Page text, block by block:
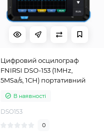
Цифровий осцилограф
FNIRSI DSO-153 (1MHz,
5MSa/s, 1CH) портативний
В наявності
DSO153
0